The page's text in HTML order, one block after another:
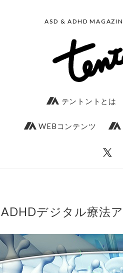
ASD & ADHD
テントントとは
WEBコンテンツ
ADHDデジタル療法